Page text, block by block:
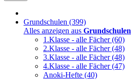
Grundschulen (399)
Alles anzeigen aus Grundschulen
1.Klasse - alle Fächer(60)
2.Klasse - alle Fächer(48)
3.Klasse - alle Fächer(48)
4.Klasse - alle Fächer(47)
Anoki-Hefte (40)